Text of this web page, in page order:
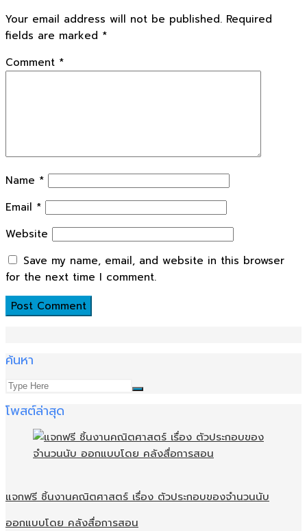
Your email address will not be published. Required
fields are marked *
Comment *
Name *
Email *
Website
Save my name, email, and website in this browser
for the next time I comment.
ค้นหา
โพสต์ล่าสุด
แจกฟรี ชิ้นงานคณิตศาสตร์ เรื่อง ตัวประกอบของจำนวนนับ
ออกแบบโดย คลังสื่อการสอน